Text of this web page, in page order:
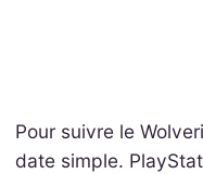
Pour suivre le
date simple.